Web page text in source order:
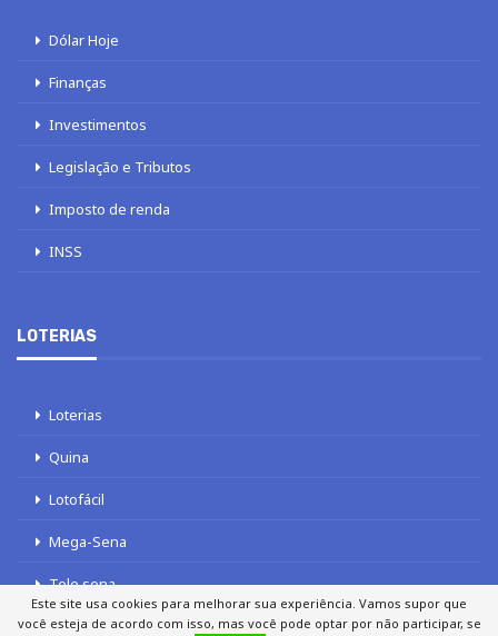
Dólar Hoje
Finanças
Investimentos
Legislação e Tributos
Imposto de renda
INSS
LOTERIAS
Loterias
Quina
Lotofácil
Mega-Sena
Tele sena
Este site usa cookies para melhorar sua experiência. Vamos supor que
você esteja de acordo com isso, mas você pode optar por não participar, se